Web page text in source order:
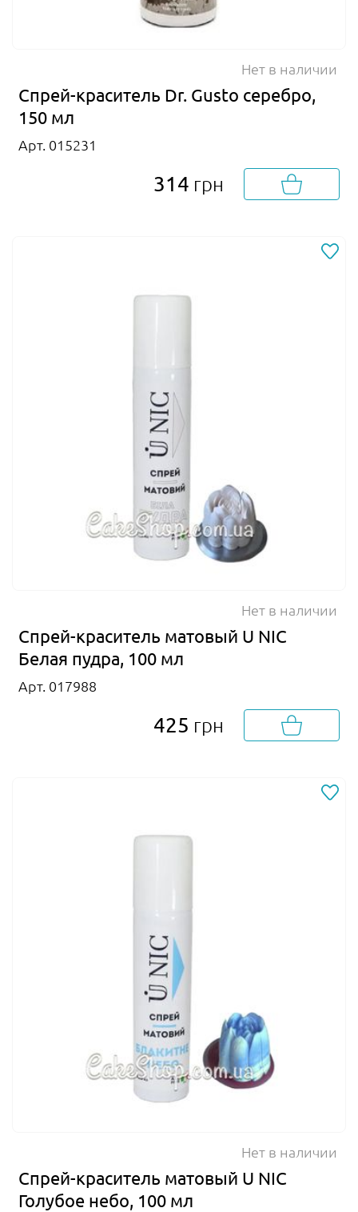
Нет в наличии
Спрей-краситель Dr. Gusto серебро,
150 мл
Арт. 015231
314 грн
Нет в наличии
Спрей-краситель матовый U NIC
Белая пудра, 100 мл
Арт. 017988
425 грн
Нет в наличии
Спрей-краситель матовый U NIC
Голубое небо, 100 мл